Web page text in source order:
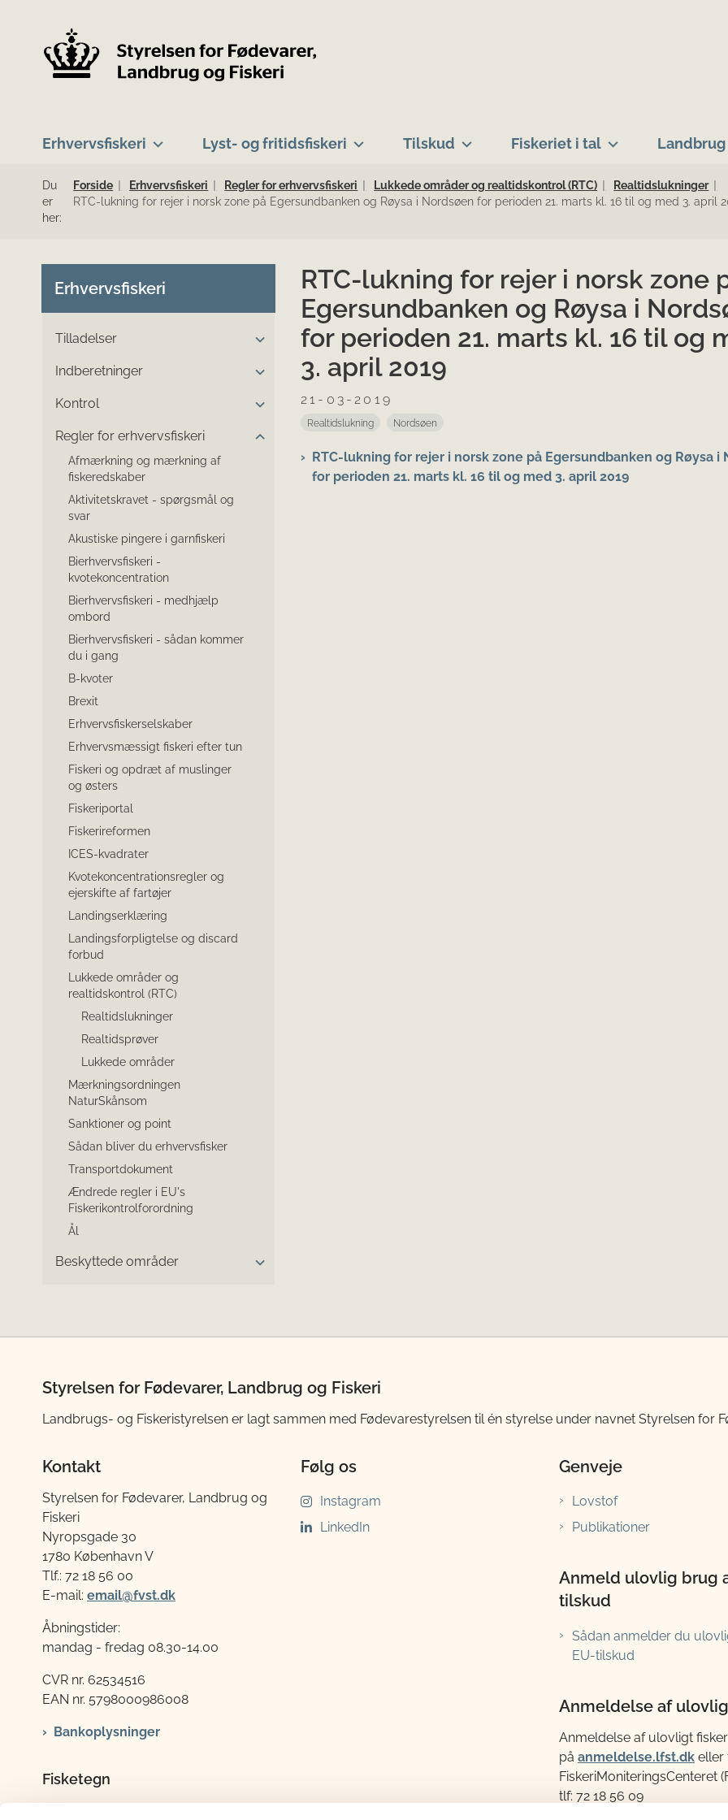
Erhvervsfiskeri Lyst- og fritidsfiskeri Tilskud Fiskeriet i tal
Du
er
her:
Forside Erhvervsfiskeri Regler for erhvervsfiskeri Lukkede områder og realtidskontrol (RTC)
Realtidslukninger
RTC-lukning for rejer i norsk zone på Egersundbanken og Røysa i Nordsøen for perioden 21. marts kl. 16 til og med 3. april
Erhvervsfiskeri
Tilladelser
Indberetninger
Kontrol
Regler for erhvervsfiskeri
Afmærkning og mærkning af
fiskeredskaber
Aktivitetskravet - spørgsmål og
svar
Akustiske pingere i garnfiskeri
Bierhvervsfiskeri -
kvotekoncentration
Bierhvervsfiskeri - medhjælp
ombord
Bierhvervsfiskeri - sådan kommer
du i gang
B-kvoter
Brexit
Erhvervsfiskerselskaber
Erhvervsmæssigt fiskeri efter tun
Fiskeri og opdræt af muslinger
og østers
Fiskeriportal
Fiskerireformen
ICES-kvadrater
Kvotekoncentrationsregler og
ejerskifte af fartøjer
Landingserklæring
Landingsforpligtelse og discard
forbud
Lukkede områder og
realtidskontrol (RTC)
Realtidslukninger
Realtidsprøver
Lukkede områder
Mærkningsordningen
NaturSkånsom
Sanktioner og point
Sådan bliver du erhvervsfisker
Transportdokument
Ændrede regler i EU's
Fiskerikontrolforordning
Ål
Beskyttede områder
RTC-lukning for rejer i norsk zone
Egersundbanken og Røysa i
for perioden 21. marts kl. 16 til og
3. april 2019
21-03-2019
Realtidslukning Nordsøen
RTC-lukning for rejer i norsk zone på Egersundbanken og Røysa i
for perioden 21. marts kl. 16 til og med 3. april 2019
Styrelsen for Fødevarer, Landbrug og Fiskeri
Landbrugs- og Fiskeristyrelsen er lagt sammen med Fødevarestyrelsen til én styrelse under navnet Styrelsen for
Kontakt
Styrelsen for Fødevarer, Landbrug og
Fiskeri
Nyropsgade 30
1780 København V
Tlf.: 72 18 56 00
E-mail: email@fvst.dk
Åbningstider:
mandag - fredag 08.30-14.00
CVR nr. 62534516
EAN nr. 5798000986008
Bankoplysninger
Fisketegn
Følg os
Instagram
LinkedIn
Genveje
Lovstof
Publikationer
Anmeld ulovlig brug
tilskud
Sådan anmelder du
EU-tilskud
Anmeldelse af
Anmeldelse af ulovligt
på anmeldelse.lfst.dk eller
FiskeriMoniteringsCenteret
tlf: 72 18 56 09